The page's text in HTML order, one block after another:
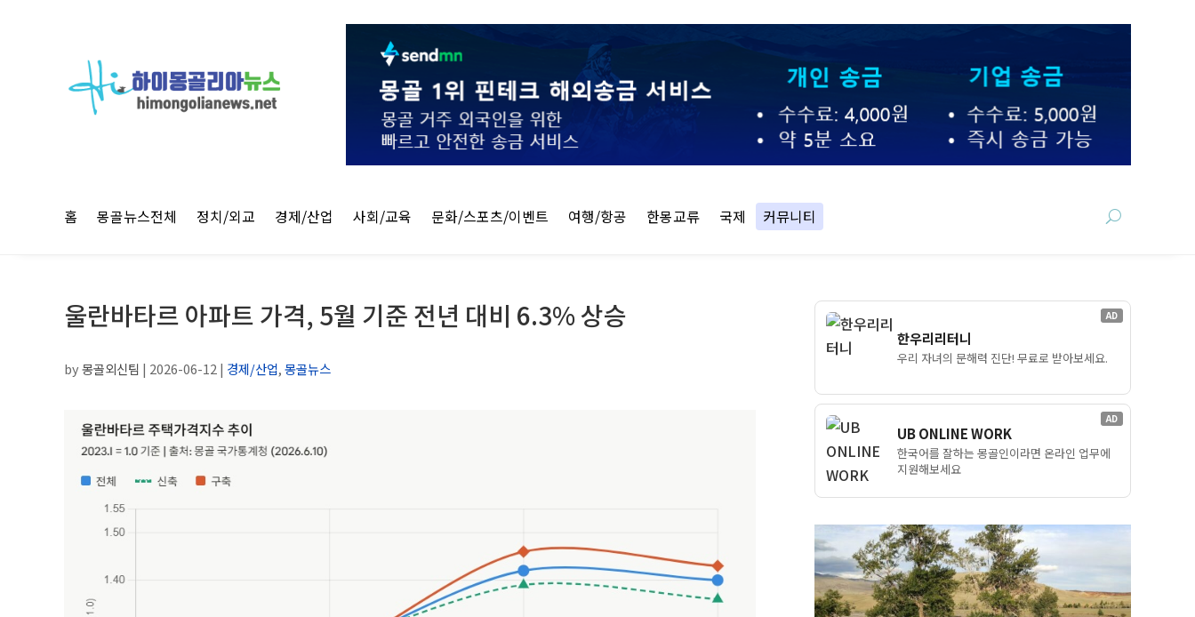
홈 몽골뉴스전체 정치/외교 경제/산업 사회/교육 문화/스포츠/이벤트 여행/항공 한몽교류 국제 커뮤니티
울란바타르 아파트 가격, 5월 기준 전년 대비 6.3% 상승
by몽골외신팀 | 2026-06-12 | 경제/산업,몽골뉴스
AD
한우리리터니
우리 자녀의 문해력 진단! 무료로 받아보세요.
AD
UB ONLINE WORK
한국어를 잘하는 몽골인이라면 온라인 업무에
지원해보세요